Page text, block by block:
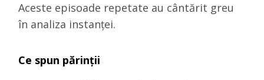
Aceste episoade repetate au cântărit greu
în analiza instanței.
Ce spun părinții